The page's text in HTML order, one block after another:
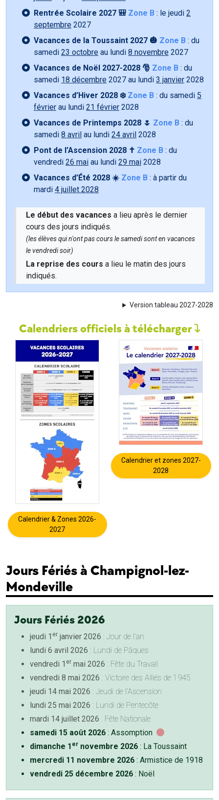
Rentrée Scolaire 2027 🎒 Zone B : le jeudi 2
septembre 2027
Vacances de la Toussaint 2027 🎃 Zone B : du
samedi 23 octobre au lundi 8 novembre 2027
Vacances de Noël 2027-2028 🎅 Zone B : du
samedi 18 décembre 2027 au lundi 3 janvier 2028
Vacances d’Hiver 2028 ❄️ Zone B : du samedi 5
février au lundi 21 février 2028
Vacances de Printemps 2028 🌷 Zone B : du
samedi 8 avril au lundi 24 avril 2028
Pont de l’Ascension 2028 ✝️ Zone B : du
vendredi 26 mai au lundi 29 mai 2028
Vacances d’Été 2028 ☀️ Zone B : à partir du
mardi 4 juillet 2028
Le début des vacances a lieu après le dernier
cours des jours indiqués.
(les élèves qui n'ont pas cours le samedi sont en vacances
le vendredi soir)
La reprise des cours a lieu le matin des jours
indiqués.
Version tableau 2027-2028
Calendriers officiels à télécharger
Calendrier & Zones 2026-
2027
Calendrier et zones 2027-
2028
Jours Fériés à Champignol-lez-
Mondeville
Jours Fériés 2026
jeudi 1 er janvier 2026 : Jour de l'an
lundi 6 avril 2026 : Lundi de Pâques
vendredi 1 er mai 2026 : Fête du Travail
vendredi 8 mai 2026 : Victoire des Alliés de 1945
jeudi 14 mai 2026 : Jeudi de l'Ascension
lundi 25 mai 2026 : Lundi de Pentecôte
mardi 14 juillet 2026 : Fête Nationale
samedi 15 août 2026 : Assomption
dimanche 1 er novembre 2026 : La Toussaint
mercredi 11 novembre 2026 : Armistice de 1918
vendredi 25 décembre 2026 : Noël